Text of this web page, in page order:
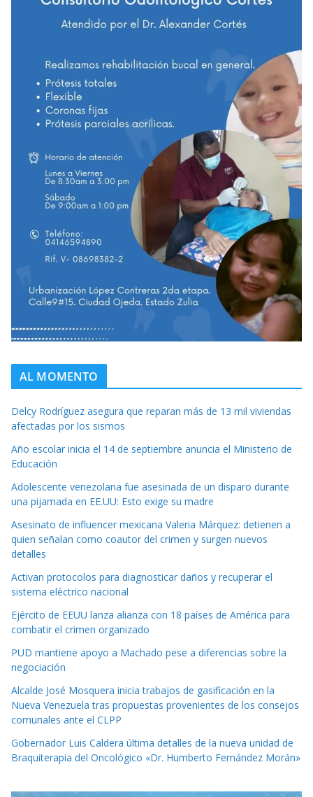
AL MOMENTO
Delcy Rodríguez asegura que reparan más de 13 mil viviendas
afectadas por los sismos
Año escolar inicia el 14 de septiembre anuncia el Ministerio de
Educación
Adolescente venezolana fue asesinada de un disparo durante
una pijamada en EE.UU: Esto exige su madre
Asesinato de influencer mexicana Valeria Márquez: detienen a
quien señalan como coautor del crimen y surgen nuevos
detalles
Activan protocolos para diagnosticar daños y recuperar el
sistema eléctrico nacional
Ejército de EEUU lanza alianza con 18 países de América para
combatir el crimen organizado
PUD mantiene apoyo a Machado pese a diferencias sobre la
negociación
Alcalde José Mosquera inicia trabajos de gasificación en la
Nueva Venezuela tras propuestas provenientes de los consejos
comunales ante el CLPP
Gobernador Luis Caldera última detalles de la nueva unidad de
Braquiterapia del Oncológico «Dr. Humberto Fernández Morán»